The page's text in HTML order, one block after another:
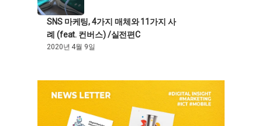
SNS 마케팅, 4가지 매체와 11가지 사
례 (feat. 컨버스) /실전편C
2020년 4월 9일